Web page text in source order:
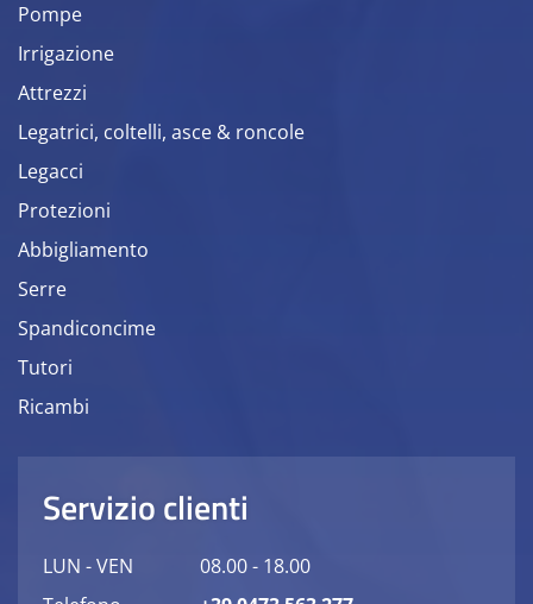
Pompe
Irrigazione
Attrezzi
Legatrici, coltelli, asce & roncole
Legacci
Protezioni
Abbigliamento
Serre
Spandiconcime
Tutori
Ricambi
Servizio clienti
LUN - VEN
08.00 - 18.00